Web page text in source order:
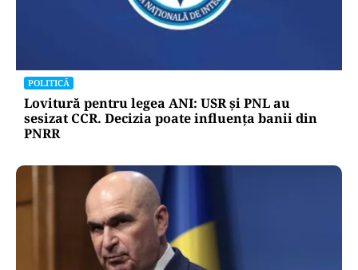
POLITICĂ
Lovitură pentru legea ANI: USR și PNL au
sesizat CCR. Decizia poate influența banii din
PNRR